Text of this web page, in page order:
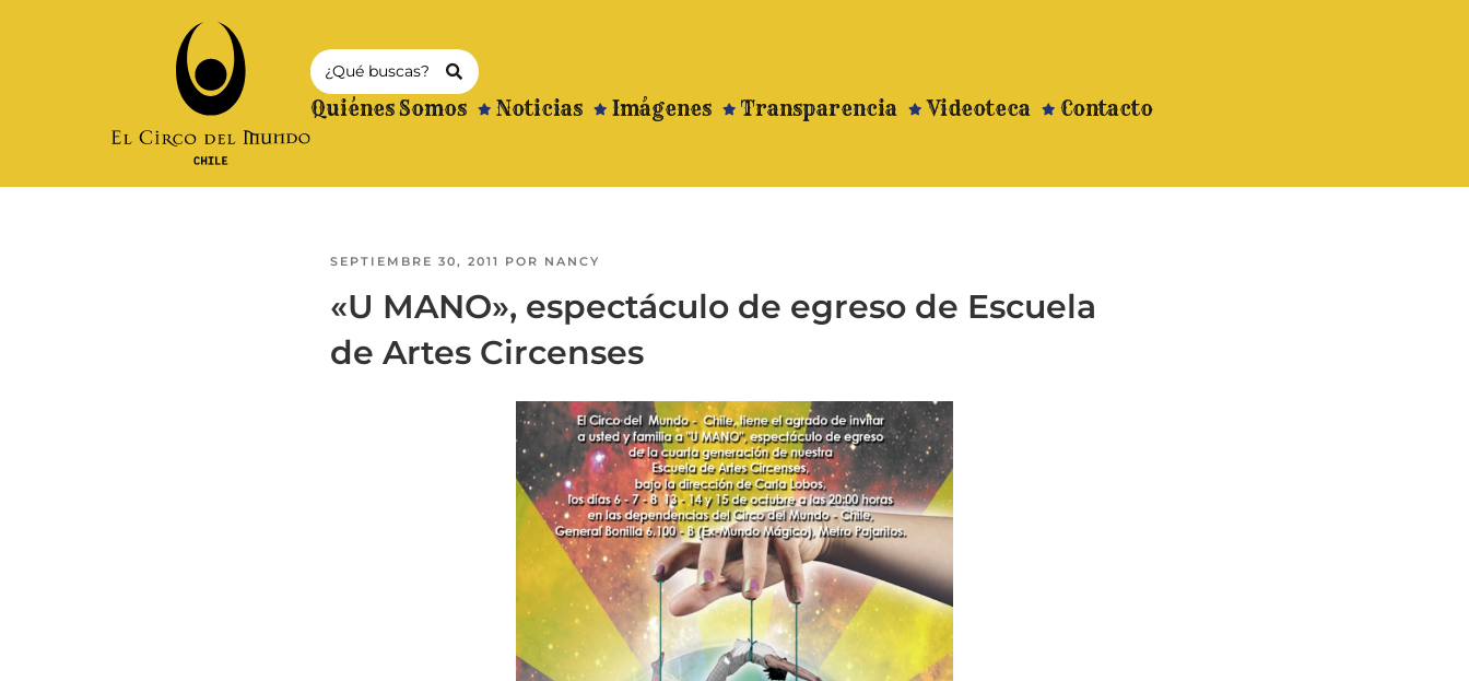
Quiénes Somos Noticias Imágenes Transparencia Videoteca Contacto
SEPTIEMBRE 30, 2011 POR NANCY
«U MANO», espectáculo de egreso de Escuela
de Artes Circenses